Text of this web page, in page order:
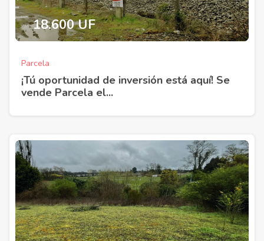
18.600 UF
Parcela
¡Tú oportunidad de inversión está aquí! Se
vende Parcela el...